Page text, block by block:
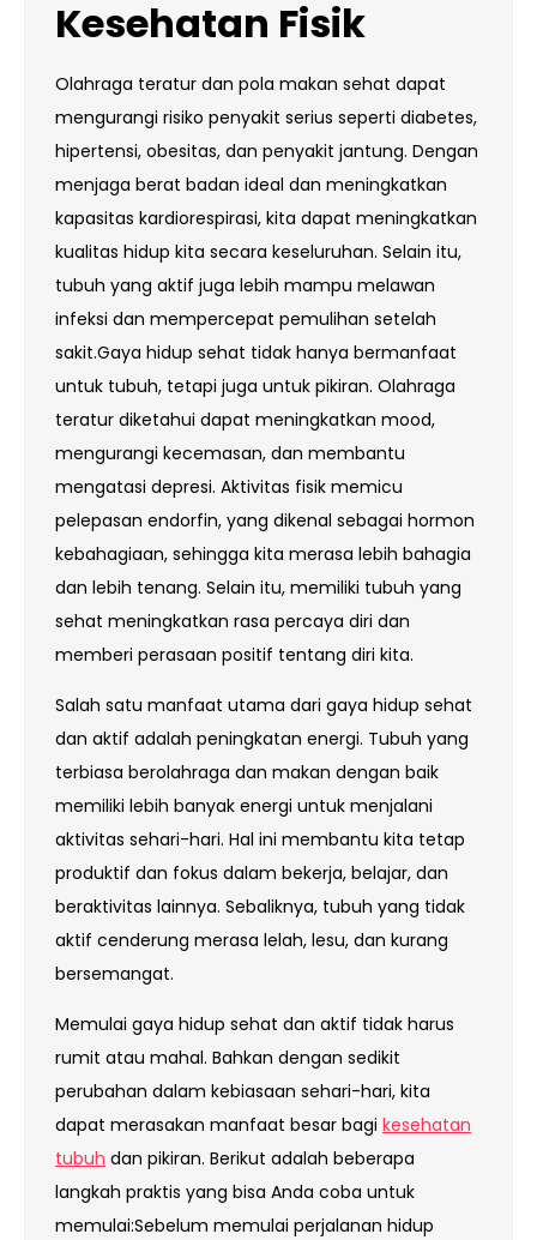
Kesehatan Fisik
Olahraga teratur dan pola makan sehat dapat
mengurangi risiko penyakit serius seperti diabetes,
hipertensi, obesitas, dan penyakit jantung. Dengan
menjaga berat badan ideal dan meningkatkan
kapasitas kardiorespirasi, kita dapat meningkatkan
kualitas hidup kita secara keseluruhan. Selain itu,
tubuh yang aktif juga lebih mampu melawan
infeksi dan mempercepat pemulihan setelah
sakit.Gaya hidup sehat tidak hanya bermanfaat
untuk tubuh, tetapi juga untuk pikiran. Olahraga
teratur diketahui dapat meningkatkan mood,
mengurangi kecemasan, dan membantu
mengatasi depresi. Aktivitas fisik memicu
pelepasan endorfin, yang dikenal sebagai hormon
kebahagiaan, sehingga kita merasa lebih bahagia
dan lebih tenang. Selain itu, memiliki tubuh yang
sehat meningkatkan rasa percaya diri dan
memberi perasaan positif tentang diri kita.
Salah satu manfaat utama dari gaya hidup sehat
dan aktif adalah peningkatan energi. Tubuh yang
terbiasa berolahraga dan makan dengan baik
memiliki lebih banyak energi untuk menjalani
aktivitas sehari-hari. Hal ini membantu kita tetap
produktif dan fokus dalam bekerja, belajar, dan
beraktivitas lainnya. Sebaliknya, tubuh yang tidak
aktif cenderung merasa lelah, lesu, dan kurang
bersemangat.
Memulai gaya hidup sehat dan aktif tidak harus
rumit atau mahal. Bahkan dengan sedikit
perubahan dalam kebiasaan sehari-hari, kita
dapat merasakan manfaat besar bagi kesehatan
tubuh dan pikiran. Berikut adalah beberapa
langkah praktis yang bisa Anda coba untuk
memulai:Sebelum memulai perjalanan hidup